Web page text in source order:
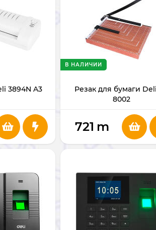
3894N A3
Резак для бумаги
8002
В НАЛИЧИИ
721 m